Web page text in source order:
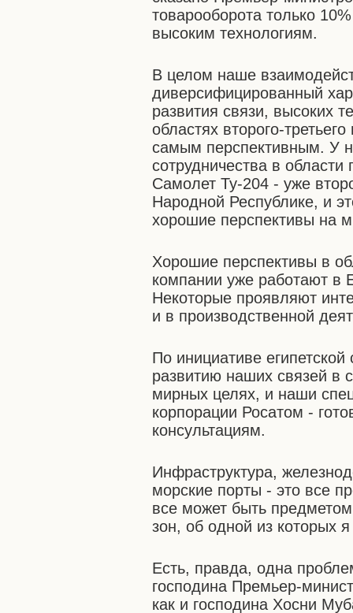
товарооборота только
высоким технологиям.
В целом наше
диверсифицированный
развития связи, высоких
областях второго-
самым перспективным. У
сотрудничества в
Самолет Ту-204 - уже
Народной Республике, и
хорошие перспективы на
Хорошие перспективы в
компании уже работают
Некоторые проявляют
и в производственной
По инициативе
развитию наших связей в
мирных целях, и наши
корпорации Росатом -
консультациям.
Инфраструктура,
морские порты - это все
все может быть
зон, об одной из которых
Есть, правда, одна
господина Премьер-
как и господина Хосни